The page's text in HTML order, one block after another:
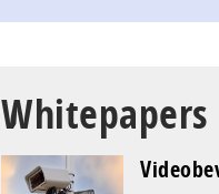
Whitepapers